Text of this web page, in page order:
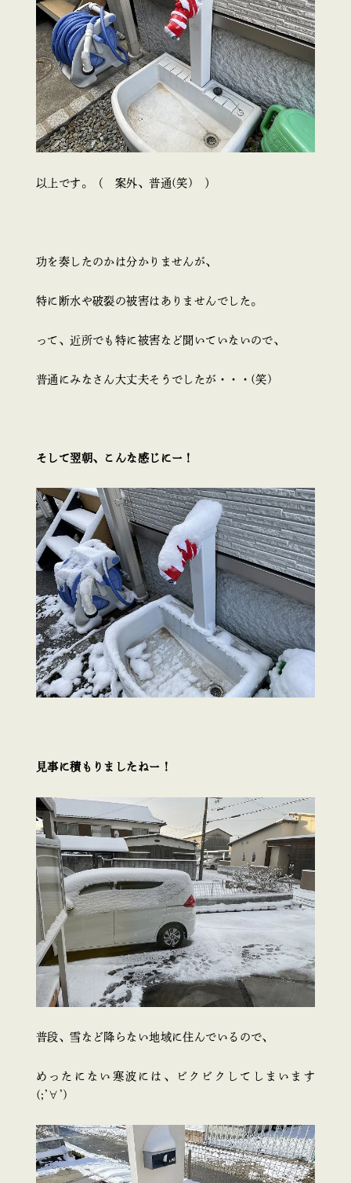
以上です。（ 案外、普通(笑) ）
功を奏したのかは分かりませんが、
特に断水や破裂の被害はありませんでした。
って、近所でも特に被害など聞いていないので、
普通にみなさん大丈夫そうでしたが・・・(笑)
そして翌朝、こんな感じにー！
見事に積もりましたねー！
普段、雪など降らない地域に住んでいるので、
めったにない寒波には、ビクビクしてしまいます
(;’∀’)